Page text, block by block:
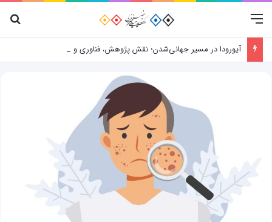
منو
آیورودا در مسیر جهانی‌شدن؛ نقش پژوهش، فناوری و شواهد علمی